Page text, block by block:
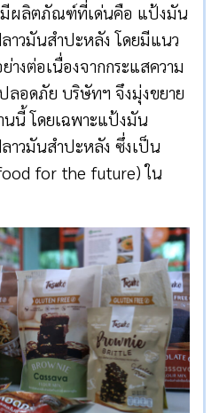
มีผลิตภัณฑ์ที่เด่นคือ แป้งมัน
าวมันสำปะหลัง โดยมีแนว
างต่อเนื่องจากกระแสความ
ลอดภัย บริษัทฯ จึงมุ่งขยาย
นนี้ โดยเฉพาะแป้งมัน
าวมันสำปะหลัง ซึ่งเป็น
for the future) ใน